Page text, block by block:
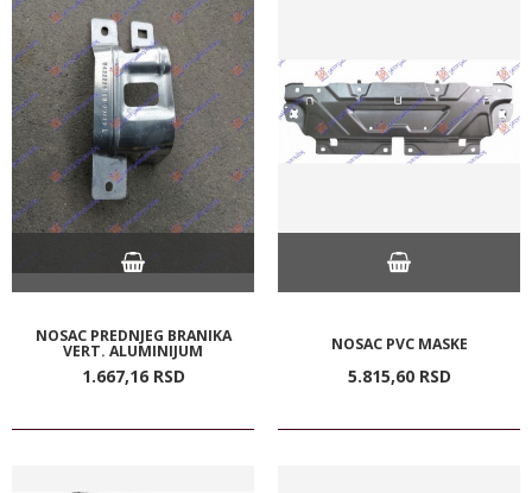
NOSAC PREDNJEG BRANIKA
VERT. ALUMINIJUM
1.667,16 RSD
NOSAC PVC MASKE
5.815,60 RSD